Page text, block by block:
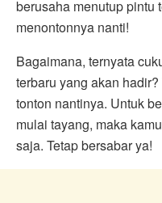
berusaha menutup pintu
menontonnya nanti!
Bagaimana, ternyata
terbaru yang akan
tonton nantinya. Untuk
mulai tayang, maka
saja. Tetap bersabar ya!